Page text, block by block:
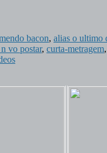
bacon, alias o ultimo
vo postar, curta-metragem,